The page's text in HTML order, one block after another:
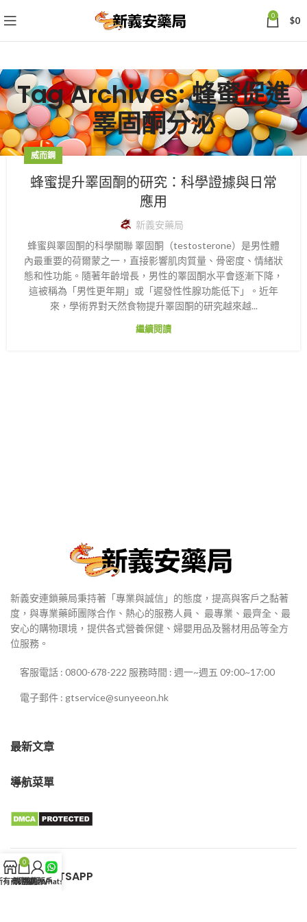
0 $0
Tag Archives: 蜂蜜促進
睪固酮分泌
威而鋼
蜂蜜提升睪固酮的研究：科學證據與日常
應用
新義安藥局
蜂蜜與睪固酮的科學關聯 睪固酮（testosterone）是男性體
內最重要的荷爾蒙之一，直接影響肌肉質量、骨密度、情緒狀
態和性功能。隨著年齡增長，男性的睪固酮水平會逐漸下降，
這被稱為「男性更年期」或「遲發性性腺功能低下」。近年
來，學術界對天然食物提升睪固酮的研究越來越...
繼續閱讀
新義安連鎖藥局秉持著「專業與誠信」的態度，提高與客戶之黏著
度，與專業藥師團隊合作、熱心的服務人員、 最專業、最齊全、最
安心的購物環境，提供各式營養保健、婦嬰用品及醫材用品等全方
位服務。
客服電話 : 0800-678-222 服務時間 : 週一~週五 09:00~17:00
電子郵件 : gtservice@sunyeeon.hk
最新文章
導航菜單
客服WHATSAPP
有商品
0
購物車我的賬戶
客服WhatsApp